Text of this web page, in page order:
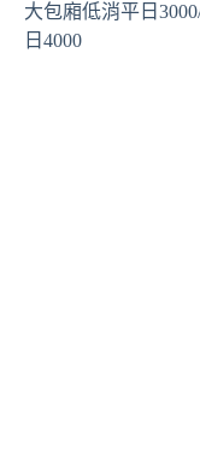
大包廂低消平日
日4000